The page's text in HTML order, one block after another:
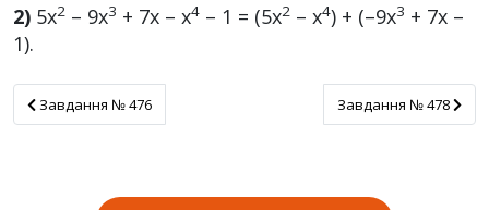
2) 5х2 – 9х3 + 7х – х4 – 1 = (5х2 – х4) + (–9х3 + 7x –
1).
Завдання № 476
Завдання № 476 Завдання № 478
Завдання № 478